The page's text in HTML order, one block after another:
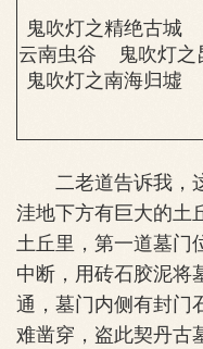
鬼吹灯之精绝古城
云南虫谷
鬼吹灯
鬼吹灯之南海归墟
二老道告诉我，
洼地下方有巨大的土
土丘里，第一道墓门
中断，用砖石胶泥将
通，墓门内侧有封门
难凿穿，盗此契丹古